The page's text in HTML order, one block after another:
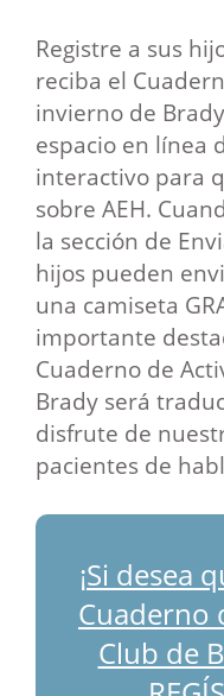
Registre a sus
reciba el
invierno de
espacio en línea
interactivo para
sobre AEH.
la sección de
hijos pueden
una camiseta
importante
Cuaderno de
Brady será
disfrute de
pacientes de
¡Si desea
Cuaderno
Club de